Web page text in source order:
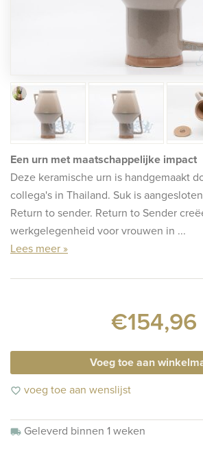
Een urn met maatschappelijke impact
Deze keramische urn is handgemaakt
collega's in Thailand. Suk is
Return to sender. Return to Sender
werkgelegenheid voor vrouwen in ...
Lees meer »
€154,96
Voeg toe aan
favorite_border voeg toe aan wenslijst
local_shipping Geleverd binnen 1 weken